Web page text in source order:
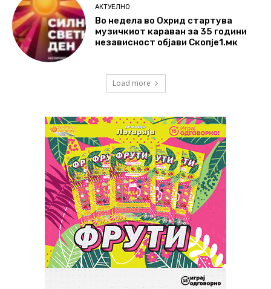
АКТУЕЛНО
Во недела во Охрид стартува
музичкиот караван за 35 години
независност објави Скопје1.мк
Load more